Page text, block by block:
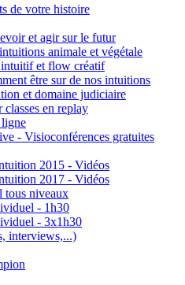
de votre histoire
et agir sur le futur
animale et végétale
et flow créatif
être sur de nos intuitions
et domaine judiciaire
classes en replay
ligne
- Visioconférences gratuites
2015 - Vidéos
2017 - Vidéos
tous niveaux
- 1h30
- 3x1h30
interviews,...)